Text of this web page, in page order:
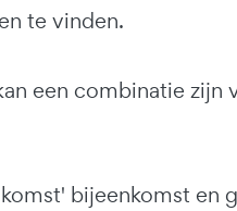
te vinden.
een combinatie zijn
bijeenkomst en